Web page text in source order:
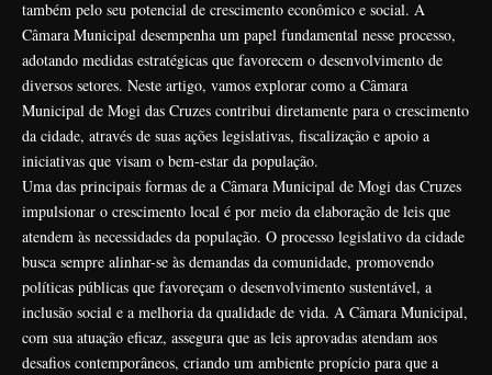
também pelo seu potencial de crescimento econômico e social. A
Câmara Municipal desempenha um papel fundamental nesse processo,
adotando medidas estratégicas que favorecem o desenvolvimento de
diversos setores. Neste artigo, vamos explorar como a Câmara
Municipal de Mogi das Cruzes contribui diretamente para o crescimento
da cidade, através de suas ações legislativas, fiscalização e apoio a
iniciativas que visam o bem-estar da população.
Uma das principais formas de a Câmara Municipal de Mogi das Cruzes
impulsionar o crescimento local é por meio da elaboração de leis que
atendem às necessidades da população. O processo legislativo da cidade
busca sempre alinhar-se às demandas da comunidade, promovendo
políticas públicas que favoreçam o desenvolvimento sustentável, a
inclusão social e a melhoria da qualidade de vida. A Câmara Municipal,
com sua atuação eficaz, assegura que as leis aprovadas atendam aos
desafios contemporâneos, criando um ambiente propício para que a